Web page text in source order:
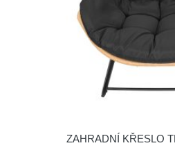
ZAHRADNÍ KŘESLO